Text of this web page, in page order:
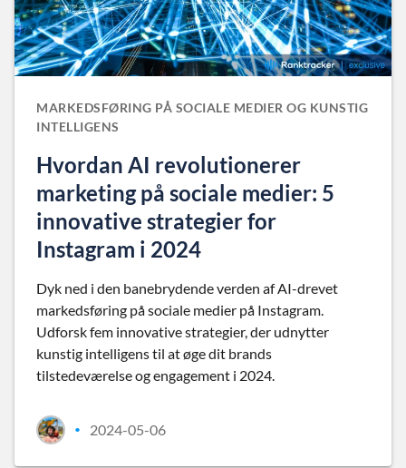
MARKEDSFØRING PÅ SOCIALE MEDIER OG KUNSTIG
INTELLIGENS
Hvordan AI revolutionerer
marketing på sociale medier: 5
innovative strategier for
Instagram i 2024
Dyk ned i den banebrydende verden af AI-drevet
markedsføring på sociale medier på Instagram.
Udforsk fem innovative strategier, der udnytter
kunstig intelligens til at øge dit brands
tilstedeværelse og engagement i 2024.
• 2024-05-06